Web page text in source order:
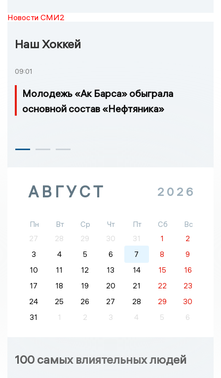
Новости СМИ2
Наш Хоккей
09:01
Молодежь «Ак Барса» обыграла
основной состав «Нефтяника»
АВГУСТ 2026
Пн Вт Ср Чт Пт Сб
Вс
27
28 29 30 31 1
2
3
4 5 6 7 8
9
10
11 12 13 14 15
16
17
18 19 20 21 22
23
24
25 26 27 28 29
30
31
1 2 3 4 5 6
100 самых влиятельных людей